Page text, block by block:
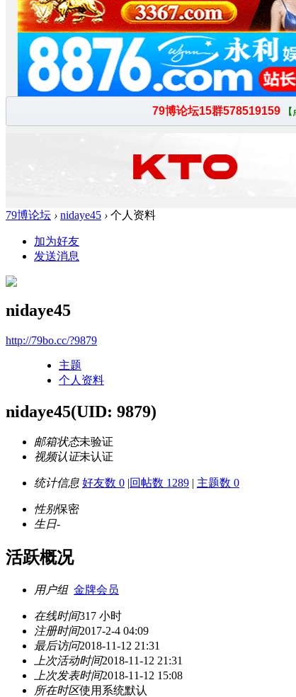
79博论坛 › nidaye45 › 个人资料
加为好友
发送消息
nidaye45
http://79bo.cc/?9879
主题
个人资料
nidaye45(UID: 9879)
邮箱状态未验证
视频认证未认证
统计信息 好友数 0 |回帖数 1289 | 主题数 0
性别保密
生日-
活跃概况
用户组 金牌会员
在线时间317 小时
注册时间2017-2-4 04:09
最后访问2018-11-12 21:31
上次活动时间2018-11-12 21:31
上次发表时间2018-11-12 15:08
所在时区使用系统默认